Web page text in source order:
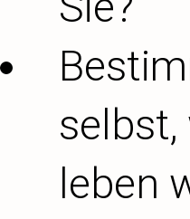
selbst,
leben